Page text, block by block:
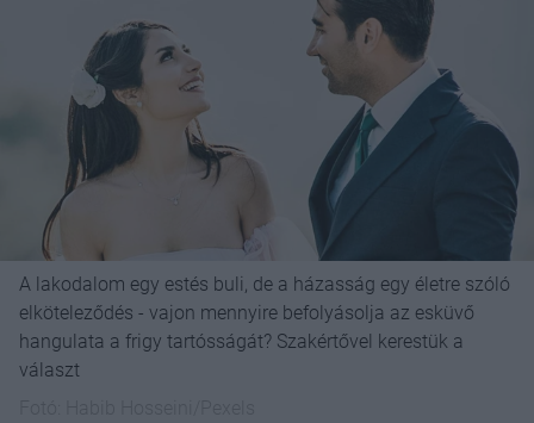
A lakodalom egy estés buli, de a házasság egy életre szóló
elköteleződés - vajon mennyire befolyásolja az esküvő
hangulata a frigy tartósságát? Szakértővel kerestük a
választ